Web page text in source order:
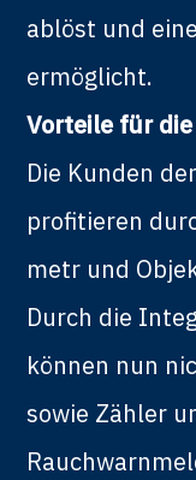
ablöst und
ermöglicht.
Vorteile für
Die Kunden
profitieren
metr und
Durch die
können nun
sowie Zähler